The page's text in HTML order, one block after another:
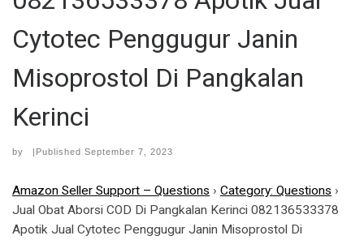
Cytotec Penggugur Janin
Misoprostol Di Pangkalan
Kerinci
by |Published September 7, 2023
Amazon Seller Support – Questions › Category: Questions ›
Jual Obat Aborsi COD Di Pangkalan Kerinci 082136533378
Apotik Jual Cytotec Penggugur Janin Misoprostol Di